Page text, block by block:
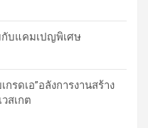
กับแคมเปญพิเศษ
กรดเอ”อลังการงานสร้าง
สเกต